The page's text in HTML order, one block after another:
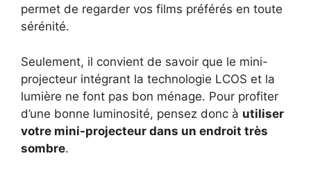
permet de regarder vos films préférés en toute
sérénité.
Seulement, il convient de savoir que le mini-
projecteur intégrant la technologie LCOS et la
lumière ne font pas bon ménage. Pour profiter
d’une bonne luminosité, pensez donc à utiliser
votre mini-projecteur dans un endroit très
sombre.